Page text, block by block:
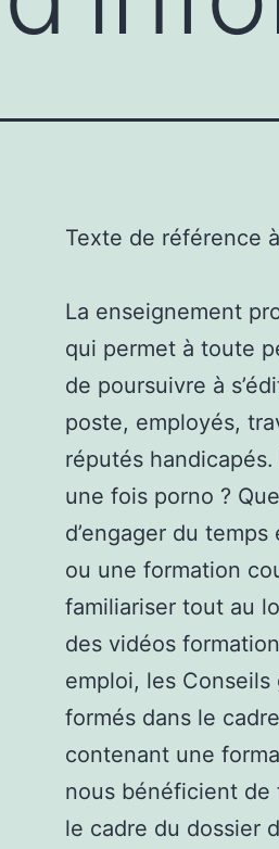
Texte de référence
La enseignement
qui permet à toute
de poursuivre à
poste, employés,
réputés
une fois porno ?
d’engager du
ou une formation
familiariser tout au
des vidéos
emploi, les
formés dans le
contenant une
nous bénéficient de
le cadre du dossier